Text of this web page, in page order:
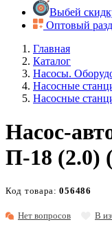
Выбей
Оптовый
Главная
Каталог
Насосы.
Насосные
Насосные
Насос-
П-18 (2.0)
Нет вопросов В
Код товара:056486